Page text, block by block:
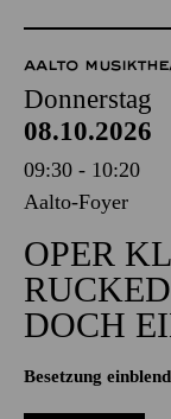
AALTO
Donnerstag
08.10.2026
09:30 - 10:20
Aalto-Foyer
OPER
DOCH
Besetzung